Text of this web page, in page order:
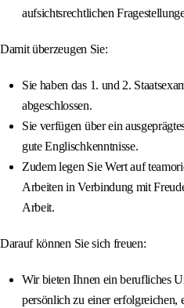
aufsichtsrechtlichen
Damit überzeugen Sie:
Sie haben das 1. und 2.
abgeschlossen.
Sie verfügen über ein
gute Englischkenntnisse.
Zudem legen Sie Wert auf
Arbeiten in Verbindung mit
Arbeit.
Darauf können Sie sich freuen:
Wir bieten Ihnen ein berufliches
persönlich zu einer erfolgreichen,